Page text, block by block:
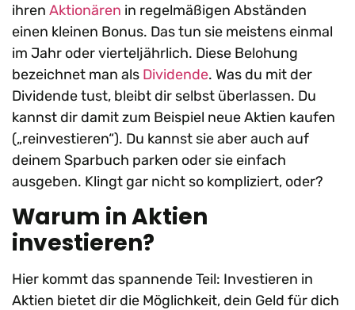
ihren Aktionären in regelmäßigen Abständen
einen kleinen Bonus. Das tun sie meistens einmal
im Jahr oder vierteljährlich. Diese Belohung
bezeichnet man als Dividende. Was du mit der
Dividende tust, bleibt dir selbst überlassen. Du
kannst dir damit zum Beispiel neue Aktien kaufen
(„reinvestieren“). Du kannst sie aber auch auf
deinem Sparbuch parken oder sie einfach
ausgeben. Klingt gar nicht so kompliziert, oder?
Warum in Aktien
investieren?
Hier kommt das spannende Teil: Investieren in
Aktien bietet dir die Möglichkeit, dein Geld für dich